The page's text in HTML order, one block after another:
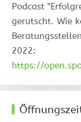
Podcast
gerutscht. Wie
2022:
https://